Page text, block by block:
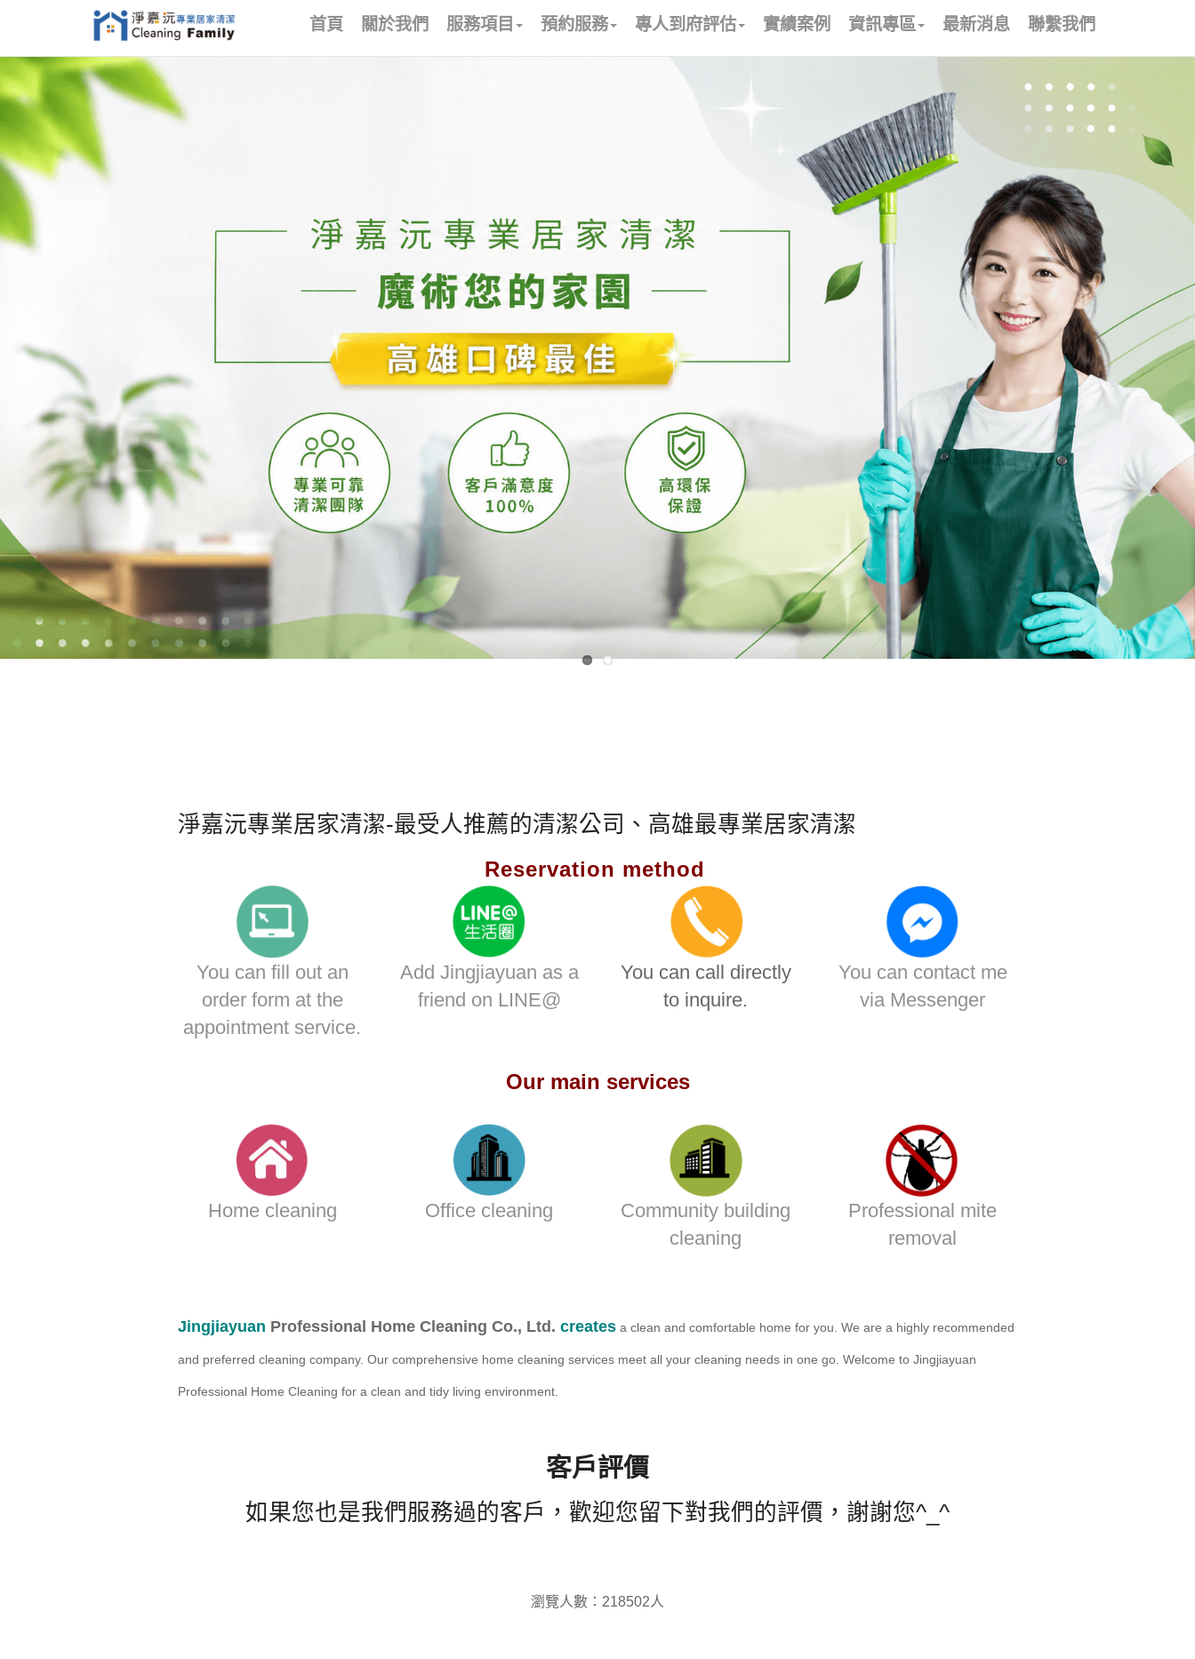
首頁 關於我們 服務項目 預約服務 專人到府評估 實績案例 資訊專區 最新消息 聯繫我們
淨嘉沅專業居家清潔-最受人推薦的清潔公司、高雄最專業居家清潔
Reservation method
You can fill out an
order form at the
appointment service.
Add Jingjiayuan as a
friend on LINE@
You can call directly
to inquire.
You can contact me
via Messenger
Our main services
Home cleaning Office cleaning
Community building
cleaning
Professional mite
removal
Jingjiayuan Professional Home Cleaning Co., Ltd. createsa clean and comfortable home for you. We are a highly recommended
and preferred cleaning company. Our comprehensive home cleaning services meet all your cleaning needs in one go. Welcome to Jingjiayuan
Professional Home Cleaning for a clean and tidy living environment.
客戶評價
如果您也是我們服務過的客戶，歡迎您留下對我們的評價，謝謝您^_^
瀏覽人數：218502人